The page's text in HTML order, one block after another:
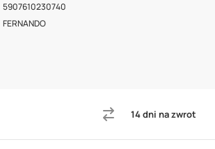
5907610230740
FERNANDO
14 dni na zwrot